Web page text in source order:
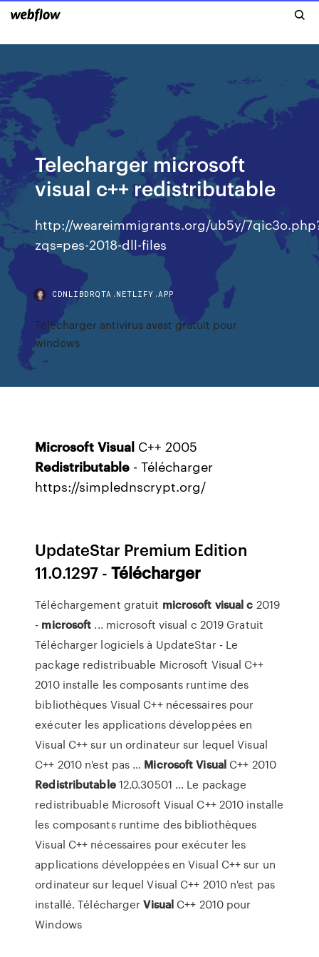
Telecharger microsoft
visual c++ redistributable
http://weareimmigrants.org/ub5y/
zqs=pes-2018-dll-files
CDNLIBDRQTA.NETLIFY.APP
Télécharger antivirus avast gratuit pour
windows
Microsoft Visual C++ 2005
Redistributable - Télécharger
https://simplednscrypt.org/
UpdateStar Premium Edition
11.0.1297 -Télécharger
Téléchargement gratuit microsoft visual c 2019
- microsoft ... microsoft visual c 2019 Gratuit
Télécharger logiciels à UpdateStar - Le
package redistribuable Microsoft Visual C++
2010 installe les composants runtime des
bibliothèques Visual C++ nécessaires pour
exécuter les applications développées en
Visual C++ sur un ordinateur sur lequel Visual
C++ 2010 n'est pas … Microsoft Visual C++ 2010
Redistributable12.0.30501 ... Le package
redistribuable Microsoft Visual C++ 2010 installe
les composants runtime des bibliothèques
Visual C++ nécessaires pour exécuter les
applications développées en Visual C++ sur un
ordinateur sur lequel Visual C++ 2010 n'est pas
installé. TéléchargerVisual C++ 2010 pour
Windows